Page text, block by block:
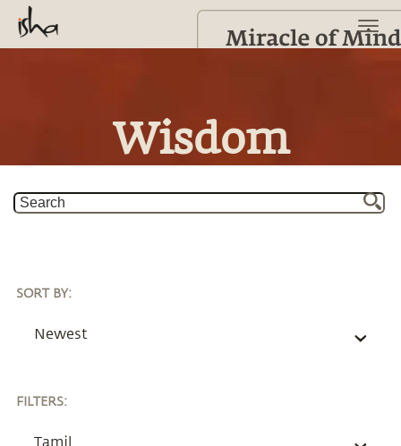
Wisdom
FILTERS:
Tamil
SORT BY:
Newest